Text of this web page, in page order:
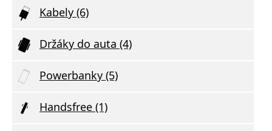
Kabely (6)
Držáky do auta (4)
Powerbanky (5)
Handsfree (1)